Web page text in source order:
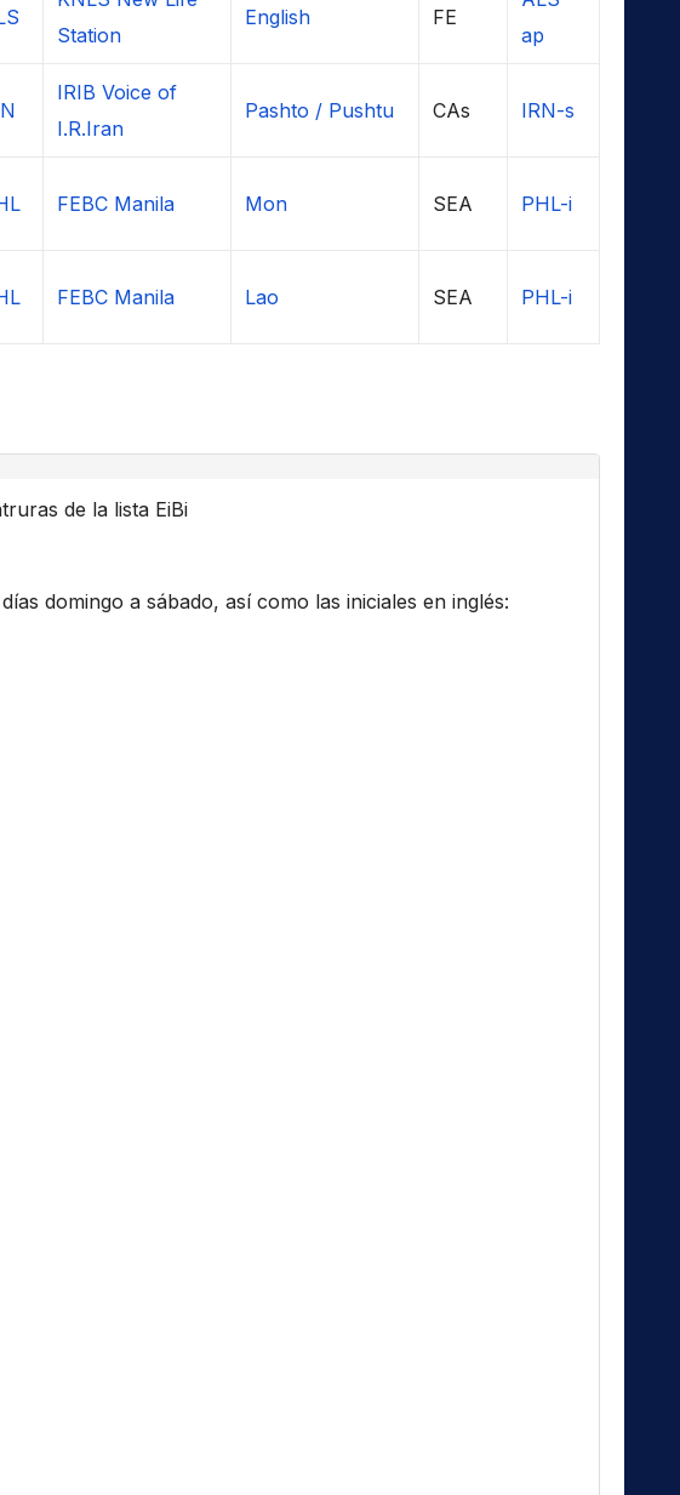
Station
English FE
ap
IRIB Voice of
I.R.Iran
Pashto / Pushtu CAs IRN-s
FEBC Manila Mon SEA PHL-i
FEBC Manila Lao SEA PHL-i
de la lista EiBi
domingo a sábado, así como las iniciales en inglés: